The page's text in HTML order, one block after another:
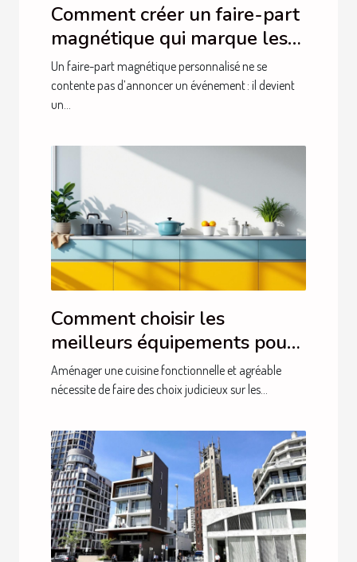
Comment créer un faire-part
magnétique qui marque les
esprits ?
Un faire-part magnétique personnalisé ne se
contente pas d’annoncer un événement : il devient
un...
Comment choisir les
meilleurs équipements pour
votre cuisine ?
Aménager une cuisine fonctionnelle et agréable
nécessite de faire des choix judicieux sur les...